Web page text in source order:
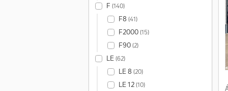
F (140)
F8 (41)
F2000(15)
F90(2)
LE(62)
LE 8 (20)
LE 12(10)